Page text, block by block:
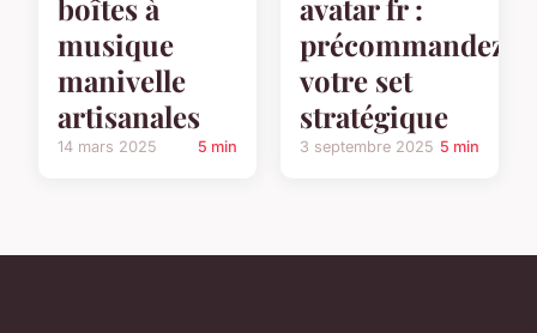
boîtes à
musique
manivelle
artisanales
14 mars 2025 5 min
avatar fr :
précommandez
votre set
stratégique
3 septembre 2025 5 min